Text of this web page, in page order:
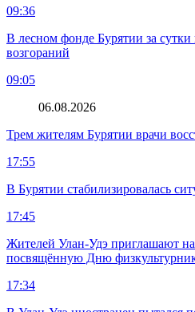
09:36
В лесном фонде Бурятии за
возгораний
09:05
06.08.2026
Трем жителям Бурятии врачи
17:55
В Бурятии стабилизировалась
17:45
Жителей Улан-Удэ приглашают
посвящённую Дню
17:34